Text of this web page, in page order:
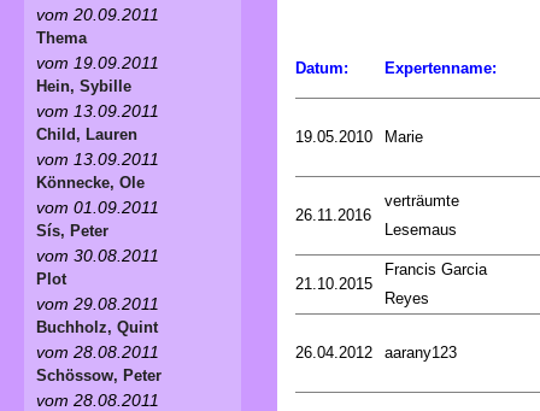
Datum: Expertenname:
19.05.2010 Marie
26.11.2016
verträumte
Lesemaus
21.10.2015
Francis Garcia
Reyes
26.04.2012 aarany123
vom 20.09.2011
Thema
vom 19.09.2011
Hein, Sybille
vom 13.09.2011
Child, Lauren
vom 13.09.2011
Könnecke, Ole
vom 01.09.2011
Sís, Peter
vom 30.08.2011
Plot
vom 29.08.2011
Buchholz, Quint
vom 28.08.2011
Schössow, Peter
vom 28.08.2011